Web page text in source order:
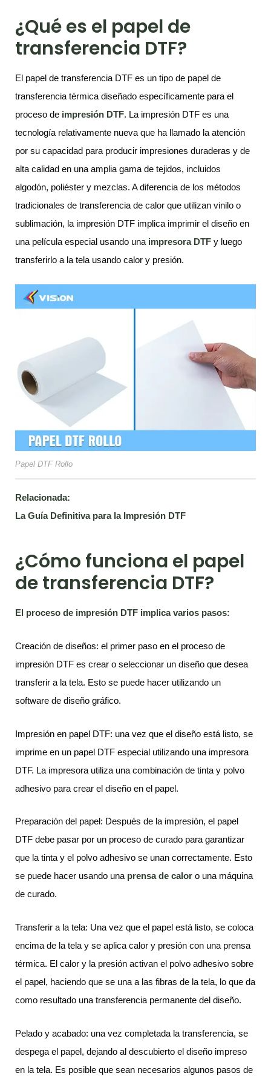
¿Qué es el papel de
transferencia DTF?
El papel de transferencia DTF es un tipo de papel de
transferencia térmica diseñado específicamente para el
proceso de impresión DTF. La impresión DTF es una
tecnología relativamente nueva que ha llamado la atención
por su capacidad para producir impresiones duraderas y de
alta calidad en una amplia gama de tejidos, incluidos
algodón, poliéster y mezclas. A diferencia de los métodos
tradicionales de transferencia de calor que utilizan vinilo o
sublimación, la impresión DTF implica imprimir el diseño en
una película especial usando una impresora DTF y luego
transferirlo a la tela usando calor y presión.
Papel DTF Rollo
Relacionada:
La Guía Definitiva para la Impresión DTF
¿Cómo funciona el papel
de transferencia DTF?
El proceso de impresión DTF implica varios pasos:
Creación de diseños: el primer paso en el proceso de
impresión DTF es crear o seleccionar un diseño que desea
transferir a la tela. Esto se puede hacer utilizando un
software de diseño gráfico.
Impresión en papel DTF: una vez que el diseño está listo, se
imprime en un papel DTF especial utilizando una impresora
DTF. La impresora utiliza una combinación de tinta y polvo
adhesivo para crear el diseño en el papel.
Preparación del papel: Después de la impresión, el papel
DTF debe pasar por un proceso de curado para garantizar
que la tinta y el polvo adhesivo se unan correctamente. Esto
se puede hacer usando una prensa de calor o una máquina
de curado.
Transferir a la tela: Una vez que el papel está listo, se coloca
encima de la tela y se aplica calor y presión con una prensa
térmica. El calor y la presión activan el polvo adhesivo sobre
el papel, haciendo que se una a las fibras de la tela, lo que da
como resultado una transferencia permanente del diseño.
Pelado y acabado: una vez completada la transferencia, se
despega el papel, dejando al descubierto el diseño impreso
en la tela. Es posible que sean necesarios algunos pasos de